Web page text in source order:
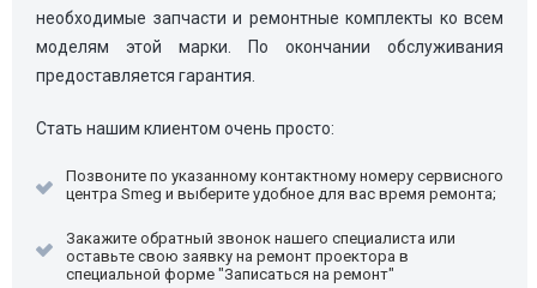
необходимые запчасти и ремонтные комплекты ко всем
моделям этой марки. По окончании обслуживания
предоставляется гарантия.
Стать нашим клиентом очень просто:
Позвоните по указанному контактному номеру сервисного
центра Smeg и выберите удобное для вас время ремонта;
Закажите обратный звонок нашего специалиста или
оставьте свою заявку на ремонт проектора в
специальной форме "Записаться на ремонт"